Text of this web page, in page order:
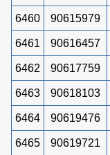
6460 90615979
6461 90616457
6462 90617759
6463 90618103
6464 90619476
6465 90619721